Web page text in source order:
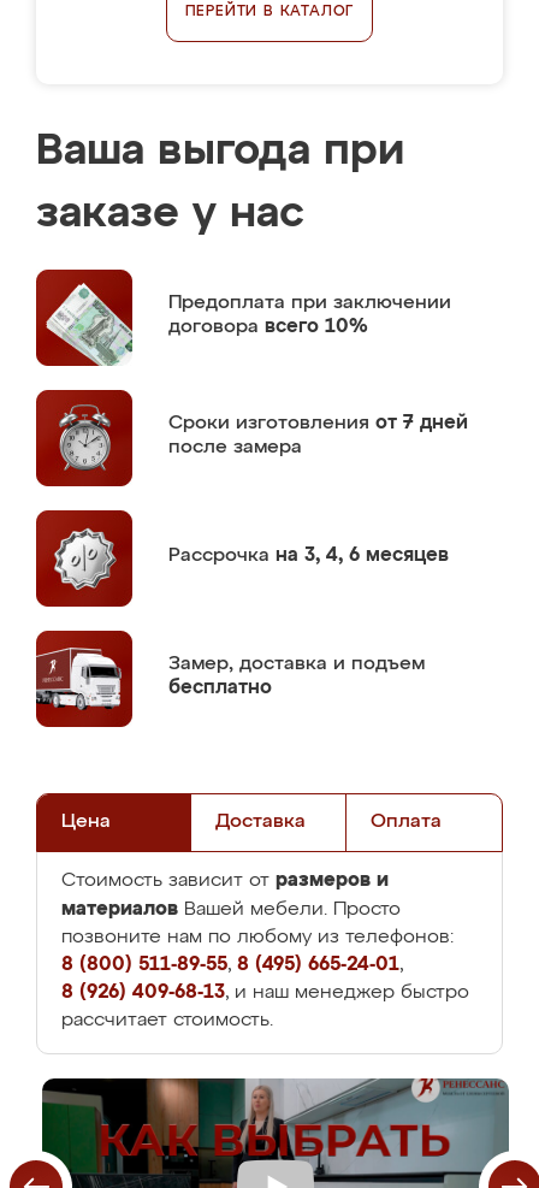
ПЕРЕЙТИ В КАТАЛОГ
Ваша выгода при
заказе у нас
Предоплата при заключении
договора всего 10%
Сроки изготовления от 7 дней
после замера
Рассрочка на 3, 4, 6 месяцев
Замер, доставка и подъем
бесплатно
Цена Доставка Оплата
Стоимость зависит от размеров и
материалов Вашей мебели. Просто
позвоните нам по любому из телефонов:
8 (800) 511-89-55, 8 (495) 665-24-01,
8 (926) 409-68-13, и наш менеджер быстро
рассчитает стоимость.